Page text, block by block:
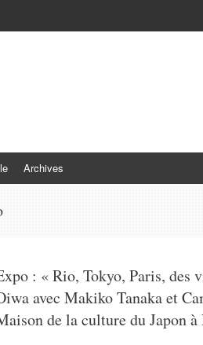
Archives
: « Rio, Tokyo, Paris, des
avec Makiko Tanaka et
de la culture du Japon à